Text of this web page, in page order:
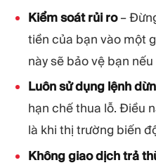
Kiểm soát rủi ro–
tiền của bạn vào một
này sẽ bảo vệ bạn
Luôn sử dụng lệnh
hạn chế thua lỗ. Điều
là khi thị trường biến
Không giao dịch trả